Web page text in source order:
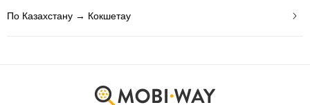
По Казахстану → Кокшетау